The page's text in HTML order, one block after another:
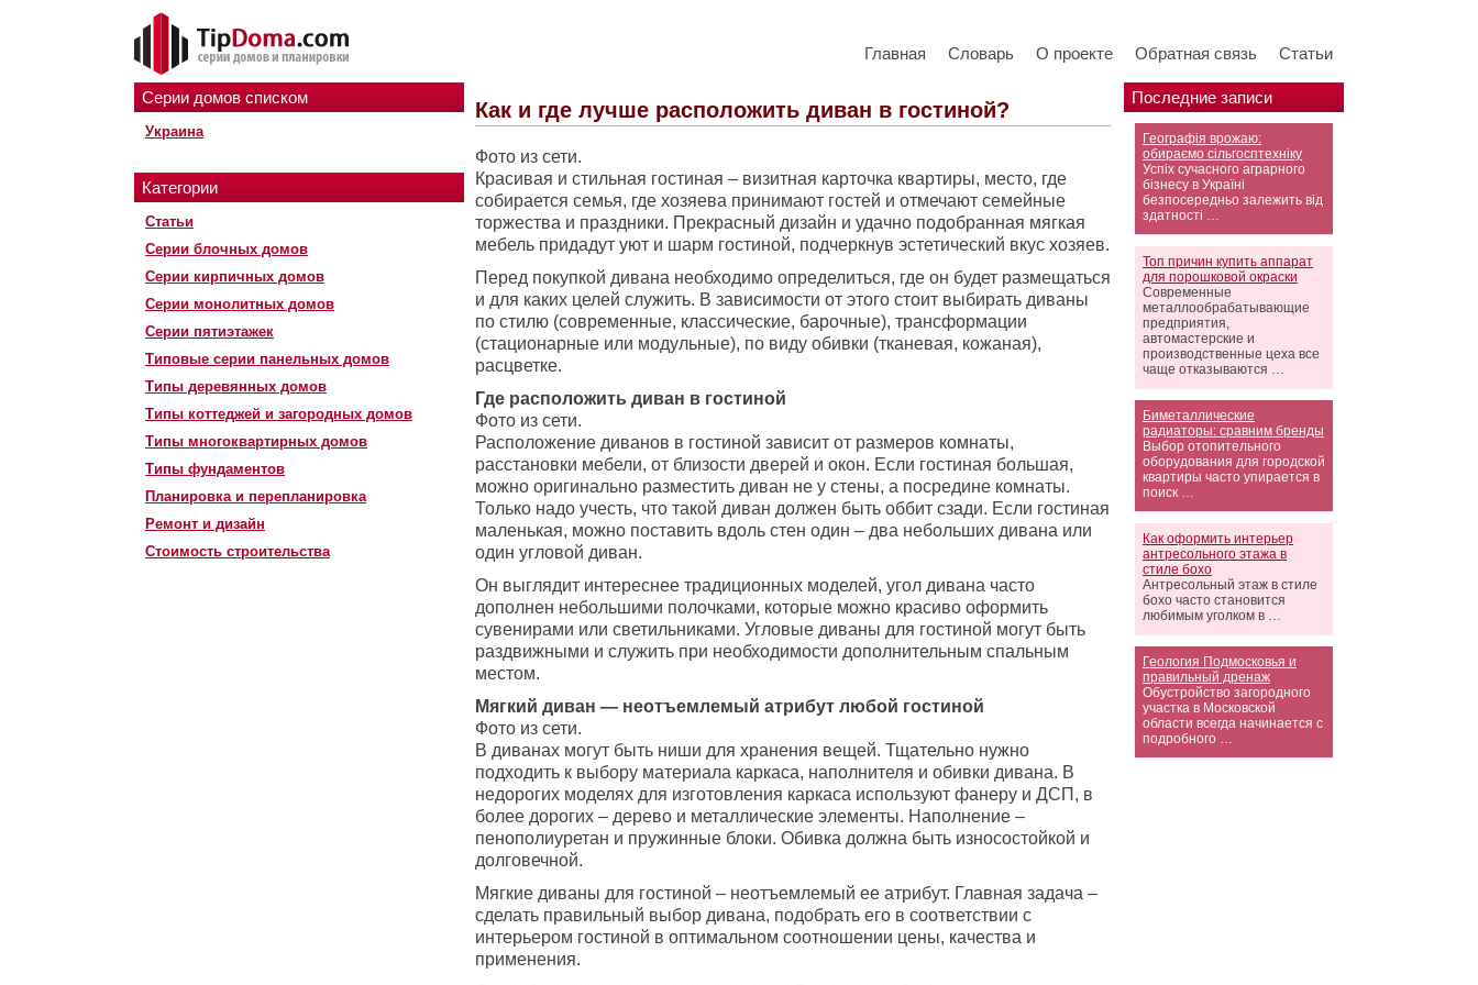
Главная Словарь О проекте Обратная связь Статьи
Серии домов списком
Украина
Категории
Статьи
Серии блочных домов
Серии кирпичных домов
Серии монолитных домов
Серии пятиэтажек
Типовые серии панельных домов
Типы деревянных домов
Типы коттеджей и загородных домов
Типы многоквартирных домов
Типы фундаментов
Планировка и перепланировка
Ремонт и дизайн
Стоимость строительства
Последние записи
Географія врожаю:
обираємо сільгосптехніку
Успіх сучасного аграрного
бізнесу в Україні
безпосередньо залежить від
здатності …
Топ причин купить аппарат
для порошковой окраски
Современные
металлообрабатывающие
предприятия,
автомастерские и
производственные цеха все
чаще отказываются …
Биметаллические
радиаторы: сравним бренды
Выбор отопительного
оборудования для городской
квартиры часто упирается в
поиск …
Как оформить интерьер
антресольного этажа в
стиле бохо
Антресольный этаж в стиле
бохо часто становится
любимым уголком в …
Геология Подмосковья и
правильный дренаж
Обустройство загородного
участка в Московской
области всегда начинается с
подробного …
Как и где лучше расположить диван в гостиной?
Фото из сети.
Красивая и стильная гостиная – визитная карточка квартиры, место, где
собирается семья, где хозяева принимают гостей и отмечают семейные
торжества и праздники. Прекрасный дизайн и удачно подобранная мягкая
мебель придадут уют и шарм гостиной, подчеркнув эстетический вкус хозяев.
Перед покупкой дивана необходимо определиться, где он будет размещаться
и для каких целей служить. В зависимости от этого стоит выбирать диваны
по стилю (современные, классические, барочные), трансформации
(стационарные или модульные), по виду обивки (тканевая, кожаная),
расцветке.
Где расположить диван в гостиной
Фото из сети.
Расположение диванов в гостиной зависит от размеров комнаты,
расстановки мебели, от близости дверей и окон. Если гостиная большая,
можно оригинально разместить диван не у стены, а посредине комнаты.
Только надо учесть, что такой диван должен быть оббит сзади. Если гостиная
маленькая, можно поставить вдоль стен один – два небольших дивана или
один угловой диван.
Он выглядит интереснее традиционных моделей, угол дивана часто
дополнен небольшими полочками, которые можно красиво оформить
сувенирами или светильниками. Угловые диваны для гостиной могут быть
раздвижными и служить при необходимости дополнительным спальным
местом.
Мягкий диван — неотъемлемый атрибут любой гостиной
Фото из сети.
В диванах могут быть ниши для хранения вещей. Тщательно нужно
подходить к выбору материала каркаса, наполнителя и обивки дивана. В
недорогих моделях для изготовления каркаса используют фанеру и ДСП, в
более дорогих – дерево и металлические элементы. Наполнение –
пенополиуретан и пружинные блоки. Обивка должна быть износостойкой и
долговечной.
Мягкие диваны для гостиной – неотъемлемый ее атрибут. Главная задача –
сделать правильный выбор дивана, подобрать его в соответствии с
интерьером гостиной в оптимальном соотношении цены, качества и
применения.